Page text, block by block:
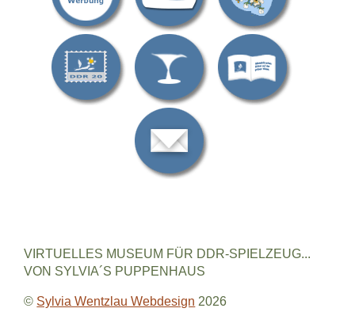
VIRTUELLES MUSEUM FÜR DDR-SPIELZEUG...
VON SYLVIA´S PUPPENHAUS
© Sylvia Wentzlau Webdesign 2026